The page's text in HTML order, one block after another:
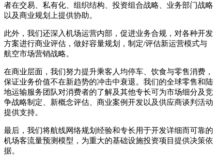
者在交易、私有化、组织结构、投资组合战略、业务部门战略
以及商业规划上提供协助。
此外，我们还深入机场运营内部，促进业务合规，对各种开发
方案进行商业评估，做好容量规划，制定/评估新运营模式与
航空市场营销战略。
在商业层面，我们努力提升乘客人均停车、饮食与零售消费，
保证业务价值不在新趋势的冲击中衰退。我们的全球零售和陆
地运输服务团队对消费者的了解及其他专长可为市场细分及竞
争战略制定、新概念评估、商业案例开发以及供应商谈判活动
提供支持。
最后，我们将航线网络规划经验和专长用于开发详细而可靠的
机场客流量预测模型，为重大的基础设施投资项目提供决策依
据。